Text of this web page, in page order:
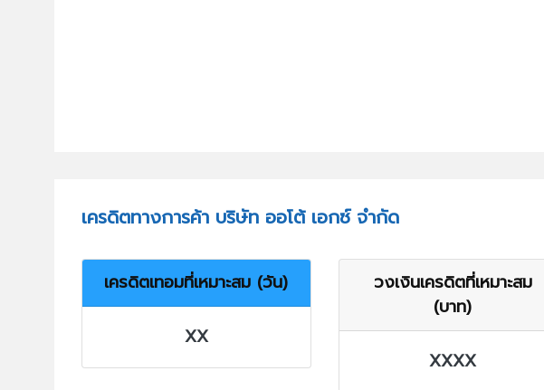
เครดิตทางการค้า บริษัท ออโต้ เอกซ์ จำกัด
เครดิตเทอมที่เหมาะสม (วัน)
XX
วงเงินเครดิตที่เหมาะสม
(บาท)
XXXX